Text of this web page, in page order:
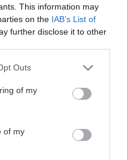
This information may
on the IAB’s List of
further disclose it to other
uses one or more Google
You may click to
its third-party tags to
purposes in below Google
Outs
of my
of my